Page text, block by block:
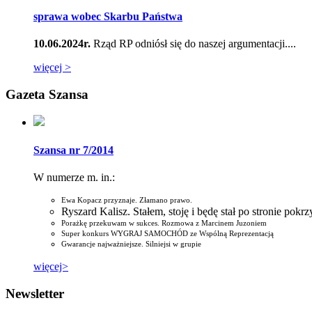
sprawa wobec Skarbu Państwa
10.06.2024r. Rząd RP odniósł się do naszej argumentacji....
więcej >
Gazeta Szansa
Szansa nr 7/2014
W numerze m. in.:
Ewa Kopacz przyznaje. Złamano prawo.
Ryszard Kalisz. Stałem, stoję i będę stał po stronie
Porażkę przekuwam w sukces. Rozmowa z Marcinem Juzoniem
Super konkurs WYGRAJ SAMOCHÓD ze Wspólną Reprezentacją
Gwarancje najważniejsze. Silniejsi w grupie
więcej>
Newsletter